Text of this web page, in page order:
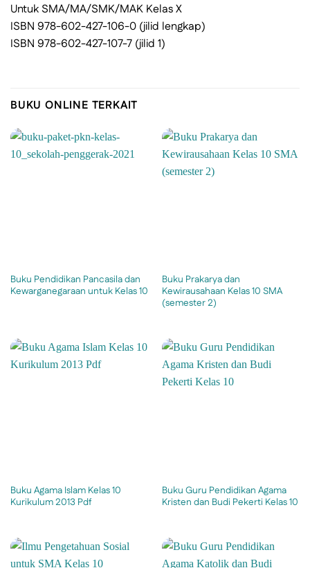
Untuk SMA/MA/SMK/MAK Kelas X
ISBN 978-602-427-106-0 (jilid lengkap)
ISBN 978-602-427-107-7 (jilid 1)
BUKU ONLINE TERKAIT
Buku Pendidikan Pancasila dan
Kewarganegaraan untuk Kelas 10
Buku Prakarya dan
Kewirausahaan Kelas 10 SMA
(semester 2)
Buku Agama Islam Kelas 10
Kurikulum 2013 Pdf
Buku Guru Pendidikan Agama
Kristen dan Budi Pekerti Kelas 10